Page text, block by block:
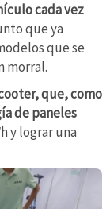
cada vez
que ya
que se
morral.
que, como
de paneles
y lograr una